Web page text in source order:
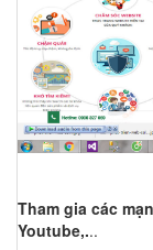
Tham gia các
Youtube,...